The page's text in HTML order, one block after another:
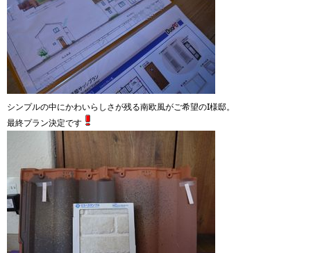
シンプルの中にかわいらしさが残る南欧風がご希望のI様邸。
最終プラン決定です